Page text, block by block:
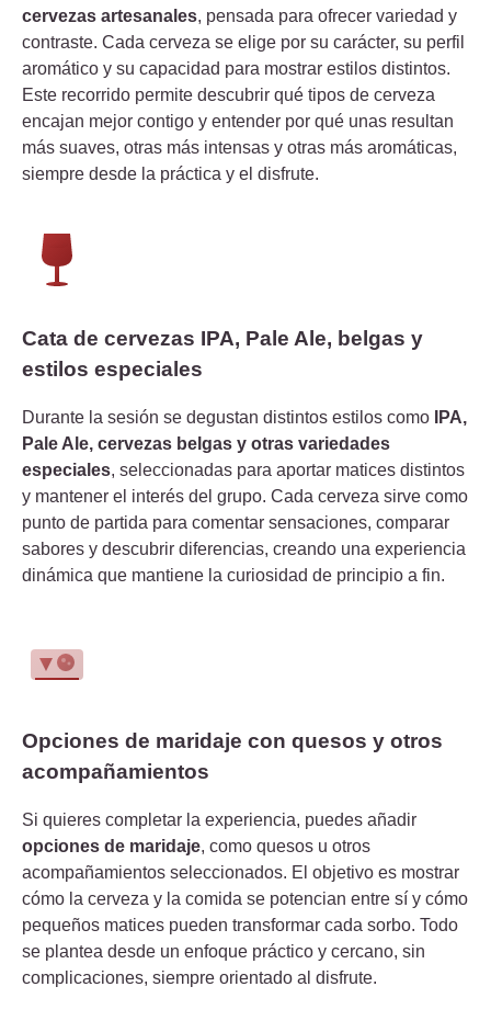
cervezas artesanales, pensada para ofrecer variedad y
contraste. Cada cerveza se elige por su carácter, su perfil
aromático y su capacidad para mostrar estilos distintos.
Este recorrido permite descubrir qué tipos de cerveza
encajan mejor contigo y entender por qué unas resultan
más suaves, otras más intensas y otras más aromáticas,
siempre desde la práctica y el disfrute.
Cata de cervezas IPA, Pale Ale, belgas y
estilos especiales
Durante la sesión se degustan distintos estilos como
IPA,
Pale Ale, cervezas belgas y otras variedades
especiales, seleccionadas para aportar matices distintos
y mantener el interés del grupo. Cada cerveza sirve como
punto de partida para comentar sensaciones, comparar
sabores y descubrir diferencias, creando una experiencia
dinámica que mantiene la curiosidad de principio a fin.
Opciones de maridaje con quesos y otros
acompañamientos
Si quieres completar la experiencia, puedes añadir
opciones de maridaje, como quesos u otros
acompañamientos seleccionados. El objetivo es mostrar
cómo la cerveza y la comida se potencian entre sí y cómo
pequeños matices pueden transformar cada sorbo. Todo
se plantea desde un enfoque práctico y cercano, sin
complicaciones, siempre orientado al disfrute.